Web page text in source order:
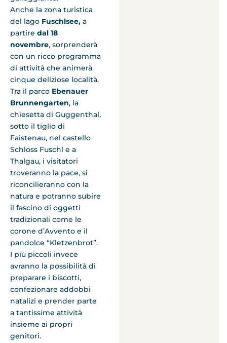
Anche la zona turistica
del lago Fuschlsee, a
partire dal 18
novembre, sorprenderà
con un ricco programma
di attività che animerà
cinque deliziose località.
Tra il parco Ebenauer
Brunnengarten, la
chiesetta di Guggenthal,
sotto il tiglio di
Faistenau, nel castello
Schloss Fuschl e a
Thalgau, i visitatori
troveranno la pace, si
riconcilieranno con la
natura e potranno subire
il fascino di oggetti
tradizionali come le
corone d’Avvento e il
pandolce “Kletzenbrot”.
I più piccoli invece
avranno la possibilità di
preparare i biscotti,
confezionare addobbi
natalizi e prender parte
a tantissime attività
insieme ai propri
genitori.